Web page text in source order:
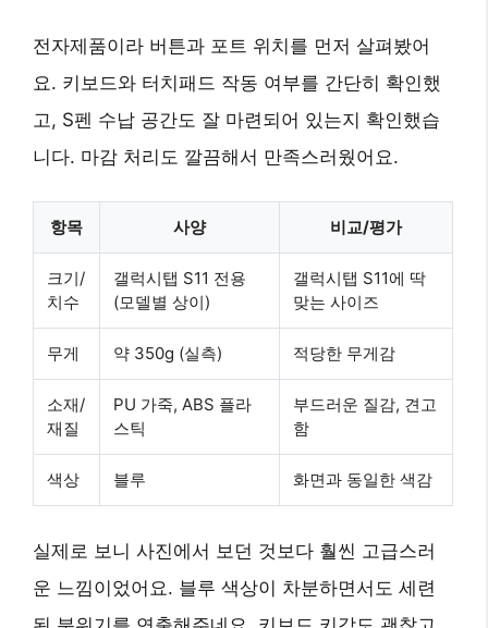
전자제품이라 버튼과 포트 위치를 먼저 살펴봤어
요. 키보드와 터치패드 작동 여부를 간단히 확인했
고, S펜 수납 공간도 잘 마련되어 있는지 확인했습
니다. 마감 처리도 깔끔해서 만족스러웠어요.
항목 사양 비교/평가
크기/
치수
갤럭시탭 S11 전용
(모델별 상이)
갤럭시탭 S11에 딱
맞는 사이즈
무게 약 350g (실측) 적당한 무게감
소재/
재질
PU 가죽, ABS 플라
스틱
부드러운 질감, 견고
함
색상 블루 화면과 동일한 색감
실제로 보니 사진에서 보던 것보다 훨씬 고급스러
운 느낌이었어요. 블루 색상이 차분하면서도 세련